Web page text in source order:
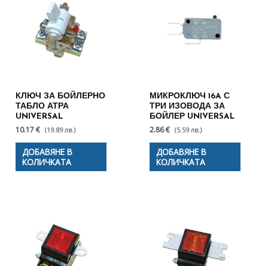
КЛЮЧ ЗА БОЙЛЕРНО
ТАБЛО АТРА
UNIVERSAL
10.17 € (19.89 лв.)
ДОБАВЯНЕ В
КОЛИЧКАТА
МИКРОКЛЮЧ 16A С
ТРИ ИЗОВОДА ЗА
БОЙЛЕР UNIVERSAL
2.86 € (5.59 лв.)
ДОБАВЯНЕ В
КОЛИЧКАТА